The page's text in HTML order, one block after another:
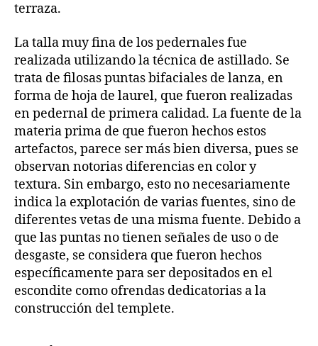
terraza.
La talla muy fina de los pedernales fue
realizada utilizando la técnica de astillado. Se
trata de filosas puntas bifaciales de lanza, en
forma de hoja de laurel, que fueron realizadas
en pedernal de primera calidad. La fuente de la
materia prima de que fueron hechos estos
artefactos, parece ser más bien diversa, pues se
observan notorias diferencias en color y
textura. Sin embargo, esto no necesariamente
indica la explotación de varias fuentes, sino de
diferentes vetas de una misma fuente. Debido a
que las puntas no tienen señales de uso o de
desgaste, se considera que fueron hechos
específicamente para ser depositados en el
escondite como ofrendas dedicatorias a la
construcción del templete.